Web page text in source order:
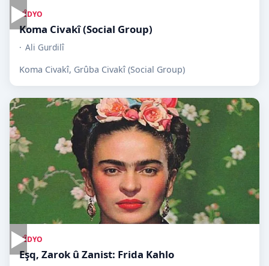
▶VÎDYO
Koma Civakî (Social Group)
Ali Gurdilî
Koma Civakî, Grûba Civakî (Social Group)
▶VÎDYO
Eşq, Zarok û Zanist: Frida Kahlo